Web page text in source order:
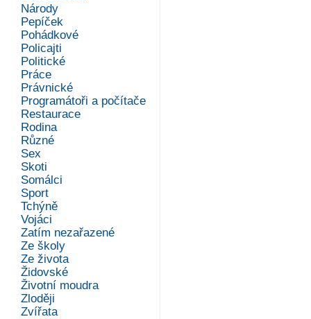
Národy
Pepíček
Pohádkové
Policajti
Politické
Práce
Právnické
Programátoři a počítače
Restaurace
Rodina
Různé
Sex
Skoti
Somálci
Sport
Tchýně
Vojáci
Zatím nezařazené
Ze školy
Ze života
Židovské
Životní moudra
Zloději
Zvířata